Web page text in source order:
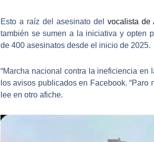
Esto a raíz del asesinato del vocalista de
también se sumen a la iniciativa y opten
de 400 asesinatos desde el inicio de 2025.
“Marcha nacional contra la ineficiencia en
los avisos publicados en Facebook.
lee en otro afiche.